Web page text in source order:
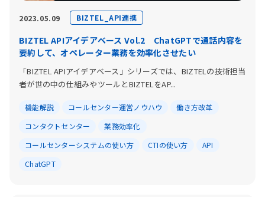
2023.05.09 BIZTEL_API連携
BIZTEL APIアイデアベース Vol.2 ChatGPTで通話内容を
要約して、オペレーター業務を効率化させたい
「BIZTEL APIアイデアベース」シリーズでは、BIZTELの技術担当
者が世の中の仕組みやツールとBIZTELをAP...
機能解説 コールセンター運営ノウハウ
働き方改革
コンタクトセンター
業務効率化
コールセンターシステムの使い方
CTIの使い方
API
ChatGPT